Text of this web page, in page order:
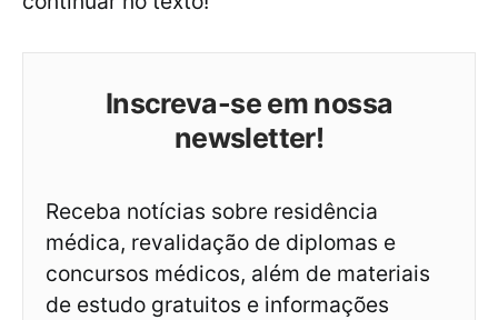
Inscreva-se em nossa
newsletter!
Receba notícias sobre residência
médica, revalidação de diplomas e
concursos médicos, além de materiais
de estudo gratuitos e informações